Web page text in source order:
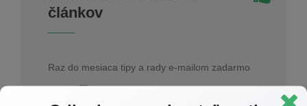
článkov
Raz do mesiaca tipy a rady e-mailom zadarmo